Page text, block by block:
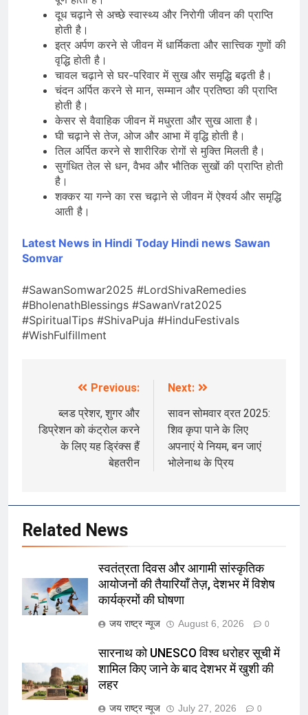
दूध चढ़ाने से अच्छे स्वास्थ्य और निरोगी जीवन की प्राप्ति
होती है।
इत्र अर्पण करने से जीवन में धार्मिकता और सात्त्विक गुणों की
वृद्धि होती है।
चावल चढ़ाने से घर-परिवार में सुख और समृद्धि बढ़ती है।
चंदन अर्पित करने से मान, सम्मान और प्रतिष्ठा की प्राप्ति
होती है।
केसर से वैवाहिक जीवन में मधुरता और सुख आता है।
घी चढ़ाने से तेज, ओज और आभा में वृद्धि होती है।
तिल अर्पित करने से शारीरिक रोगों से मुक्ति मिलती है।
सुगंधित तेल से धन, वैभव और भौतिक सुखों की प्राप्ति होती
है।
शक्कर या गन्ने का रस चढ़ाने से जीवन में ऐश्वर्य और समृद्धि
आती है।
Latest News in Hindi Today Hindi news Sawan
Somvar
#SawanSomwar2025 #LordShivaRemedies
#BholenathBlessings #SawanVrat2025
#SpiritualTips #ShivaPuja #HinduFestivals
#WishFulfillment
navigation
Previous:
ब्लड प्रेशर, शुगर और
डिप्रेशन को कंट्रोल करने
के लिए यह ड्रिंक्स हैं
बेहतरीन
Next:
सावन सोमवार व्रत 2025:
शिव कृपा पाने के लिए
अपनाएं ये नियम, बन जाएं
भोलेनाथ के प्रिय
Related News
स्वतंत्रता दिवस और आगामी सांस्कृतिक
आयोजनों की तैयारियाँ तेज़, देशभर में विशेष
कार्यक्रमों की घोषणा
जय राष्ट्र न्यूज August 6, 2026 0
सारनाथ को UNESCO विश्व धरोहर सूची में
शामिल किए जाने के बाद देशभर में खुशी की
लहर
जय राष्ट्र न्यूज July 27, 2026 0